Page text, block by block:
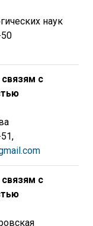
наук
с
с